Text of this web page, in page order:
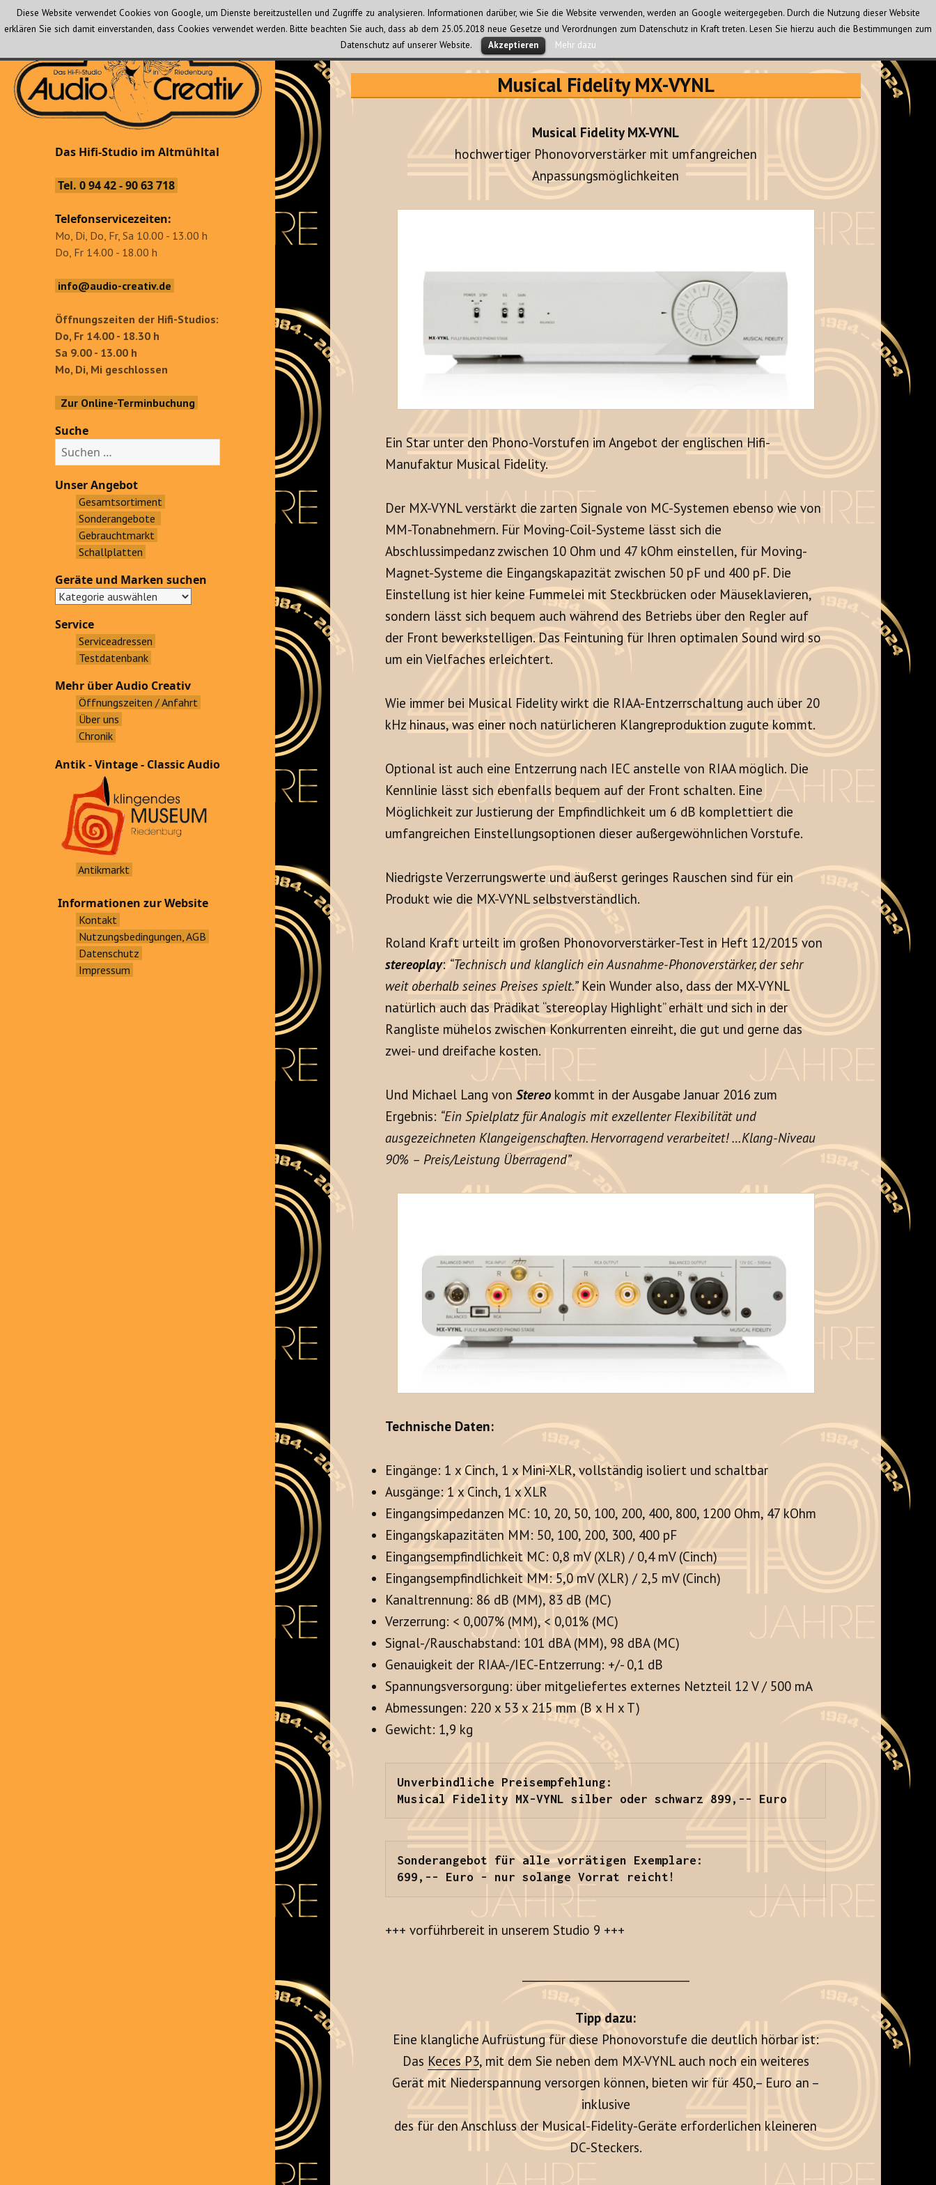
Das Hifi-Studio im Altmühltal
Das Hifi-Studio im Altmühltal
Tel. 0 94 42 - 90 63 718
Telefonservicezeiten:
Mo, Di, Do, Fr, Sa 10.00 - 13.00 h
Do, Fr 14.00 - 18.00 h
info@audio-creativ.de
Öffnungszeiten der Hifi-Studios:
Do, Fr 14.00 - 18.30 h
Sa 9.00 - 13.00 h
Mo, Di, Mi geschlossen
Zur Online-Terminbuchung
Suche
u
c
h
Unser Angebot
Gesamtsortiment
Sonderangebote
Gebrauchtmarkt
Schallplatten
Geräte und Marken suchen
Service
Serviceadressen
Testdatenbank
Mehr über Audio Creativ
Öffnungszeiten / Anfahrt
Über uns
Chronik
Antik - Vintage - Classic Audio
Antikmarkt
Informationen zur Website
Kontakt
Nutzungsbedingungen, AGB
Datenschutz
Impressum
Musical Fidelity MX-VYNL
Musical Fidelity MX-VYNL
hochwertiger Phonovorverstärker mit umfangreichen
Anpassungsmöglichkeiten
Ein Star unter den Phono-Vorstufen im Angebot der englischen Hifi-
Manufaktur Musical Fidelity.
Der MX-VYNL verstärkt die zarten Signale von MC-Systemen ebenso wie von
MM-Tonabnehmern. Für Moving-Coil-Systeme lässt sich die
Abschlussimpedanz zwischen 10 Ohm und 47 kOhm einstellen, für Moving-
Magnet-Systeme die Eingangskapazität zwischen 50 pF und 400 pF. Die
Einstellung ist hier keine Fummelei mit Steckbrücken oder Mäuseklavieren,
sondern lässt sich bequem auch während des Betriebs über den Regler auf
der Front bewerkstelligen. Das Feintuning für Ihren optimalen Sound wird so
um ein Vielfaches erleichtert.
Wie immer bei Musical Fidelity wirkt die RIAA-Entzerrschaltung auch über 20
kHz hinaus, was einer noch natürlicheren Klangreproduktion zugute kommt.
Optional ist auch eine Entzerrung nach IEC anstelle von RIAA möglich. Die
Kennlinie lässt sich ebenfalls bequem auf der Front schalten. Eine
Möglichkeit zur Justierung der Empfindlichkeit um 6 dB komplettiert die
umfangreichen Einstellungsoptionen dieser außergewöhnlichen Vorstufe.
Niedrigste Verzerrungswerte und äußerst geringes Rauschen sind für ein
Produkt wie die MX-VYNL selbstverständlich.
Roland Kraft urteilt im großen Phonovorverstärker-Test in Heft 12/2015 von
stereoplay: “Technisch und klanglich ein Ausnahme-Phonoverstärker, der sehr
weit oberhalb seines Preises spielt.”Kein Wunder also, dass der MX-VYNL
natürlich auch das Prädikat “stereoplay Highlight” erhält und sich in der
Rangliste mühelos zwischen Konkurrenten einreiht, die gut und gerne das
zwei- und dreifache kosten.
Und Michael Lang vonStereo kommt in der Ausgabe Januar 2016 zum
Ergebnis: “Ein Spielplatz für Analogis mit exzellenter Flexibilität und
ausgezeichneten Klangeigenschaften. Hervorragend verarbeitet! …Klang-Niveau
90% – Preis/Leistung Überragend”
Technische Daten:
Eingänge: 1 x Cinch, 1 x Mini-XLR, vollständig isoliert und schaltbar
Ausgänge: 1 x Cinch, 1 x XLR
Eingangsimpedanzen MC: 10, 20, 50, 100, 200, 400, 800, 1200 Ohm, 47 kOhm
Eingangskapazitäten MM: 50, 100, 200, 300, 400 pF
Eingangsempfindlichkeit MC: 0,8 mV (XLR) / 0,4 mV (Cinch)
Eingangsempfindlichkeit MM: 5,0 mV (XLR) / 2,5 mV (Cinch)
Kanaltrennung: 86 dB (MM), 83 dB (MC)
Verzerrung: < 0,007% (MM), < 0,01% (MC)
Signal-/Rauschabstand: 101 dBA (MM), 98 dBA (MC)
Genauigkeit der RIAA-/IEC-Entzerrung: +/- 0,1 dB
Spannungsversorgung: über mitgeliefertes externes Netzteil 12 V / 500 mA
Abmessungen: 220 x 53 x 215 mm (B x H x T)
Gewicht: 1,9 kg
Unverbindliche Preisempfehlung:
Musical Fidelity MX-VYNL silber oder schwarz 899,-- Euro
Sonderangebot für alle vorrätigen Exemplare:
699,-- Euro - nur solange Vorrat reicht!
+++ vorführbereit in unserem Studio 9 +++
Tipp dazu:
Eine klangliche Aufrüstung für diese Phonovorstufe die deutlich hörbar ist:
Das Keces P3, mit dem Sie neben dem MX-VYNL auch noch ein weiteres
Gerät mit Niederspannung versorgen können, bieten wir für 450,– Euro an –
inklusive
des für den Anschluss der Musical-Fidelity-Geräte erforderlichen kleineren
DC-Steckers.
Diese Website verwendet Cookies von Google, um Dienste bereitzustellen und Zugriffe zu analysieren. Informationen darüber, wie Sie die Website verwenden, werden an Google weitergegeben. Durch die Nutzung dieser Website
erklären Sie sich damit einverstanden, dass Cookies verwendet werden. Bitte beachten Sie auch, dass ab dem 25.05.2018 neue Gesetze und Verordnungen zum Datenschutz in Kraft treten. Lesen Sie hierzu auch die Bestimmungen zum
Datenschutz auf unserer Website.
Akzeptieren Mehr dazu